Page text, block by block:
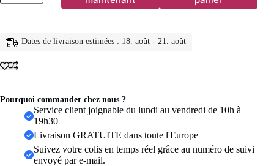
Bracelet
zinc,
fleur
étincelant,
Dates de livraison estimées : 18. août - 21. août
Pourquoi commander chez nous ?
Service client joignable du lundi au vendredi de 10h à
19h30
Livraison GRATUITE dans toute l'Europe
Suivez votre colis en temps réel grâce au numéro de suivi
envoyé par e-mail.